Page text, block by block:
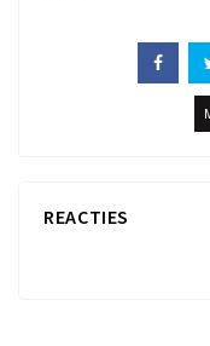
REACTIES